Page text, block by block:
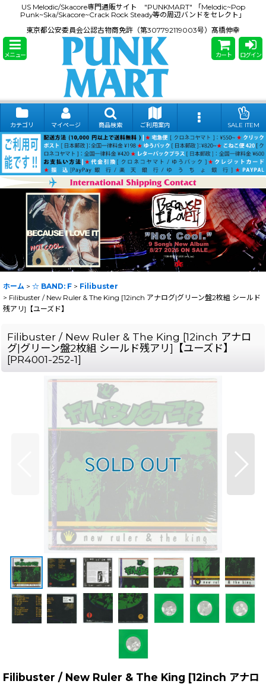
US Melodic/Skacore専門通販サイト "PUNKMART" 「Melodic~Pop
Punk~Ska/Skacore~Crack Rock Steady等の周辺バンドをセレクト」
東京都公安委員会公認古物商免許（第307792119003号）髙橋伸幸
メニュー カート ログイン
カテゴリ マイページ 商品検索 ご利用案内 SALE ITEM
ホーム > ☆ BAND: F > Filibuster
> Filibuster / New Ruler & The King [12inch アナログ|グリーン盤2枚組 シールド
残アリ]【ユーズド】
Filibuster / New Ruler & The King [12inch アナロ
グ|グリーン盤2枚組 シールド残アリ]【ユーズド】
[PR4001-252-1]
Filibuster / New Ruler & The King [12inch アナロ